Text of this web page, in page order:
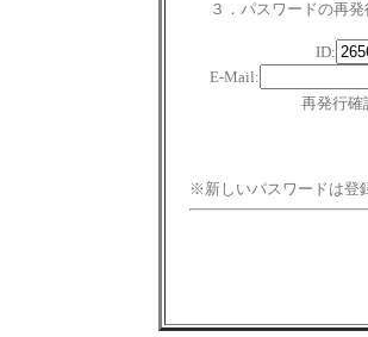
３．パスワードの再発
ID:
E-Mail:
再発行
※新しいパスワードは登